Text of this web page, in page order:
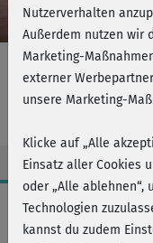
Bodytoning -
Workout-Facts
mittelschwer
Nutzerverhalten
Außerdem nutzen wir
Marketing-
externer
unsere Marketing-
Klicke auf „Alle
Einsatz aller Cookies
oder „Alle ablehnen“,
Technologien
kannst du zudem